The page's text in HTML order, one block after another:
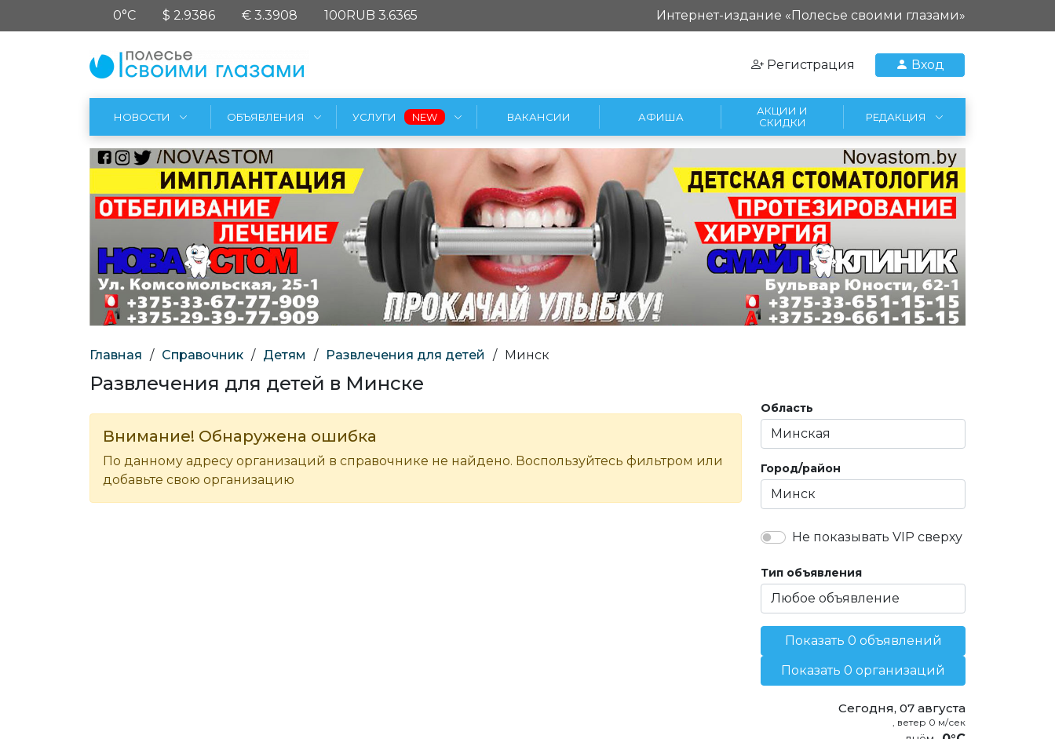
0°C $ 2.9386 € 3.3908 100RUB 3.6365 Интернет-издание «Полесье своими глазами»
Регистрация Вход
НОВОСТИ ОБЪЯВЛЕНИЯ УСЛУГИ ВАКАНСИИ АФИША
АКЦИИ И
СКИДКИ
РЕДАКЦИЯ
Главная / Справочник / Детям / Развлечения для детей / Минск
Развлечения для детей в Минске
Внимание! Обнаружена ошибка
По данному адресу организаций в справочнике не найдено. Воспользуйтесь фильтром или
добавьте свою организацию
Область
Город/район
Не показывать VIP сверху
Тип объявления
Показать 0 объявлений
Показать 0 организаций
Сегодня, 07 августа
, ветер 0 м/сек